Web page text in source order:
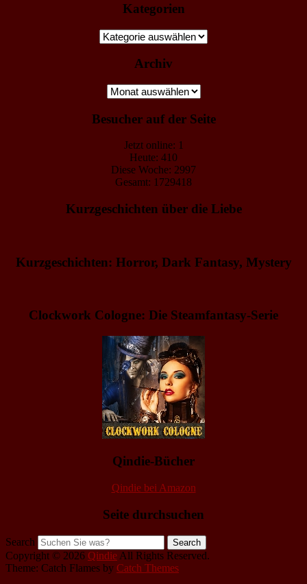
Kategorien
Kategorien
Archiv
Archiv
Besucher auf der Seite
Jetzt online: 1
Heute: 410
Diese Woche: 2997
Gesamt: 1729418
Kurzgeschichten über die Liebe
Kurzgeschichten: Horror, Dark Fantasy, Mystery
Clockwork Cologne: Die Steamfantasy-Serie
Qindie-Bücher
Qindie bei Amazon
Seite durchsuchen
Search
Copyright © 2026 Qindie All Rights Reserved.
Theme: Catch Flames by Catch Themes